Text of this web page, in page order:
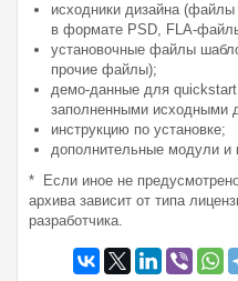
исходники дизайна
в формате PSD, FLA-
установочные файлы
прочие файлы);
демо-данные для quickstart
заполненными исходными
инструкцию по установке;
дополнительные модули и
* Если иное не
архива зависит от типа
разработчика.